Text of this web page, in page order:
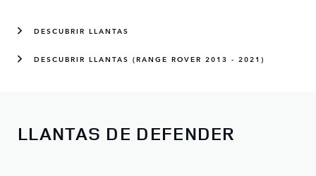
DESCUBRIR LLANTAS
DESCUBRIR LLANTAS (RANGE ROVER 2013 - 2021)
LLANTAS DE DEFENDER